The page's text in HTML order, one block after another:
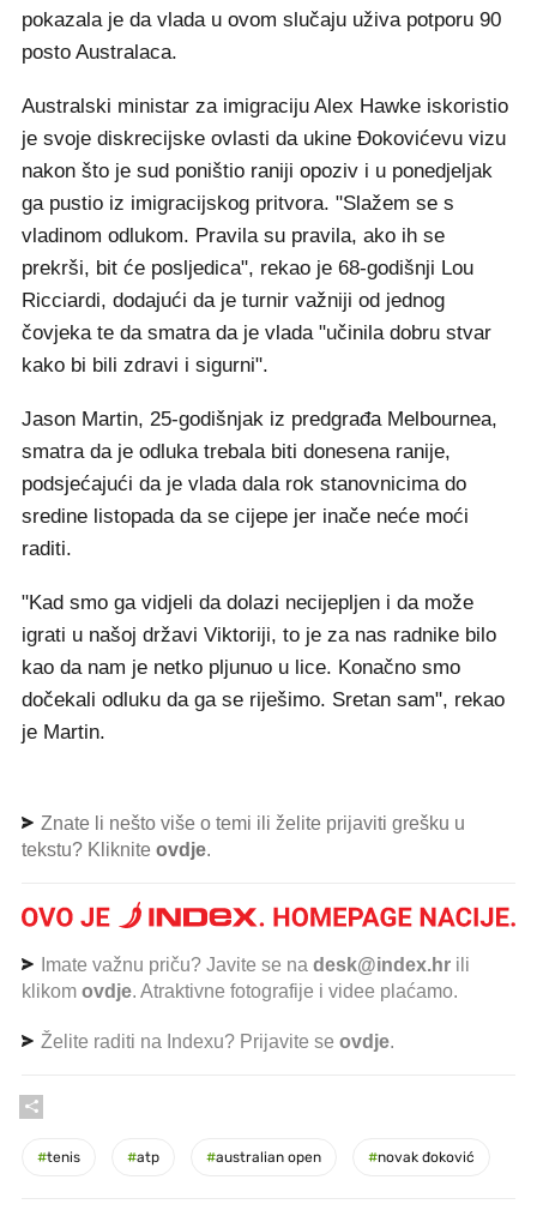
pokazala je da vlada u ovom slučaju uživa potporu 90
posto Australaca.
Australski ministar za imigraciju Alex Hawke iskoristio
je svoje diskrecijske ovlasti da ukine Đokovićevu vizu
nakon što je sud poništio raniji opoziv i u ponedjeljak
ga pustio iz imigracijskog pritvora. "Slažem se s
vladinom odlukom. Pravila su pravila, ako ih se
prekrši, bit će posljedica", rekao je 68-godišnji Lou
Ricciardi, dodajući da je turnir važniji od jednog
čovjeka te da smatra da je vlada "učinila dobru stvar
kako bi bili zdravi i sigurni".
Jason Martin, 25-godišnjak iz predgrađa Melbournea,
smatra da je odluka trebala biti donesena ranije,
podsjećajući da je vlada dala rok stanovnicima do
sredine listopada da se cijepe jer inače neće moći
raditi.
"Kad smo ga vidjeli da dolazi necijepljen i da može
igrati u našoj državi Viktoriji, to je za nas radnike bilo
kao da nam je netko pljunuo u lice. Konačno smo
dočekali odluku da ga se riješimo. Sretan sam", rekao
je Martin.
Znate li nešto više o temi ili želite prijaviti grešku u
tekstu? Kliknite ovdje.
Imate važnu priču? Javite se na desk@index.hr ili
klikom ovdje. Atraktivne fotografije i videe plaćamo.
Želite raditi na Indexu? Prijavite se ovdje.
#tenis #atp #australian open #novak đoković